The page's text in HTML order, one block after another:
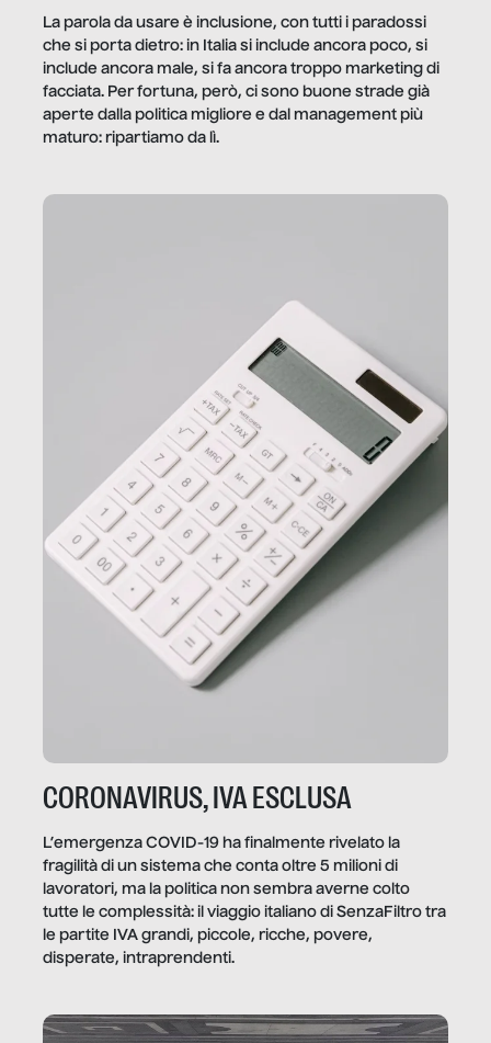
La parola da usare è inclusione, con tutti i paradossi
che si porta dietro: in Italia si include ancora poco, si
include ancora male, si fa ancora troppo marketing di
facciata. Per fortuna, però, ci sono buone strade già
aperte dalla politica migliore e dal management più
maturo: ripartiamo da lì.
CORONAVIRUS, IVA ESCLUSA
L’emergenza COVID-19 ha finalmente rivelato la
fragilità di un sistema che conta oltre 5 milioni di
lavoratori, ma la politica non sembra averne colto
tutte le complessità: il viaggio italiano di SenzaFiltro tra
le partite IVA grandi, piccole, ricche, povere,
disperate, intraprendenti.